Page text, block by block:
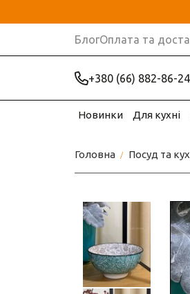
БлогОплата та
+380 (66) 882-86-24
Новинки Для кухні
Головна Посуд та